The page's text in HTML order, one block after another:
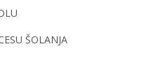
ŠOLANJA